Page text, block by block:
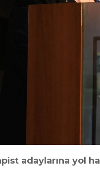
adaylarına yol